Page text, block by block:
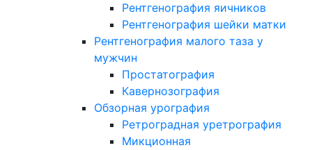
Рентгенография яичников
Рентгенография шейки матки
Рентгенография малого таза у
мужчин
Простатография
Кавернозография
Обзорная урография
Ретроградная уретрография
Микционная